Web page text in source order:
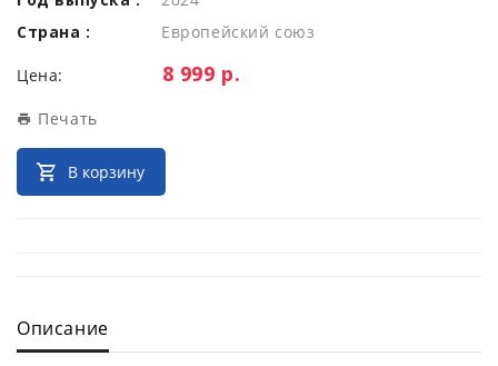
Страна :
Европейский союз
Цена: Цена:
8 999 р.
Печать
В корзину
Описание